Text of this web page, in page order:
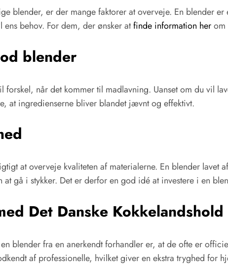
blender, er der mange faktorer at overveje. En blender
behov. For dem, der ønsker atfinde information herom
blender
når det kommer til madlavning. Uanset om du vil
at ingredienserne bliver blandet jævnt og effektivt.
at overveje kvaliteten af materialerne. En blender
at gå i stykker. Det er derfor en god idé at investere i en
Det Danske Kokkelandshold
blender fra en anerkendt forhandler er, at de ofte er
af professionelle, hvilket giver en ekstra tryghed for